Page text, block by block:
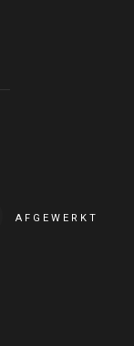
AFGEWERKT